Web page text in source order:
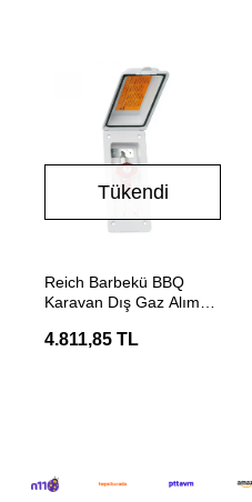
Tükendi
Reich Barbekü BBQ
Karavan Dış Gaz Alım
4.811,85 TL